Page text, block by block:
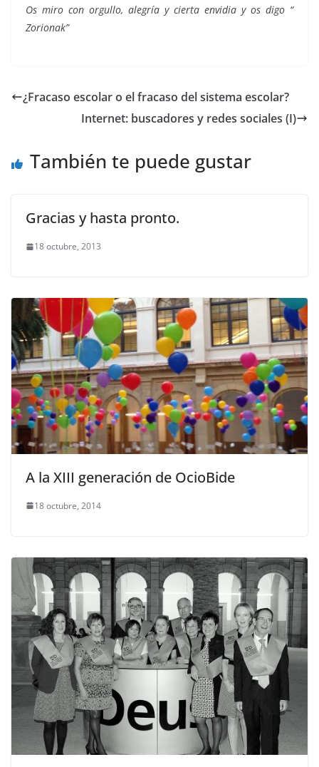
Os miro con orgullo, alegría y cierta envidia y os digo “
Zorionak”
¿Fracaso escolar o el fracaso del sistema escolar?
Internet: buscadores y redes sociales (I)
También te puede gustar
Gracias y hasta pronto.
18 octubre, 2013
A la XIII generación de OcioBide
18 octubre, 2014